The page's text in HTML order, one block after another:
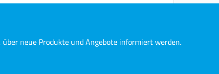
Weiß OBA frei säure- und
neue Produkte und Angebote informiert werden.